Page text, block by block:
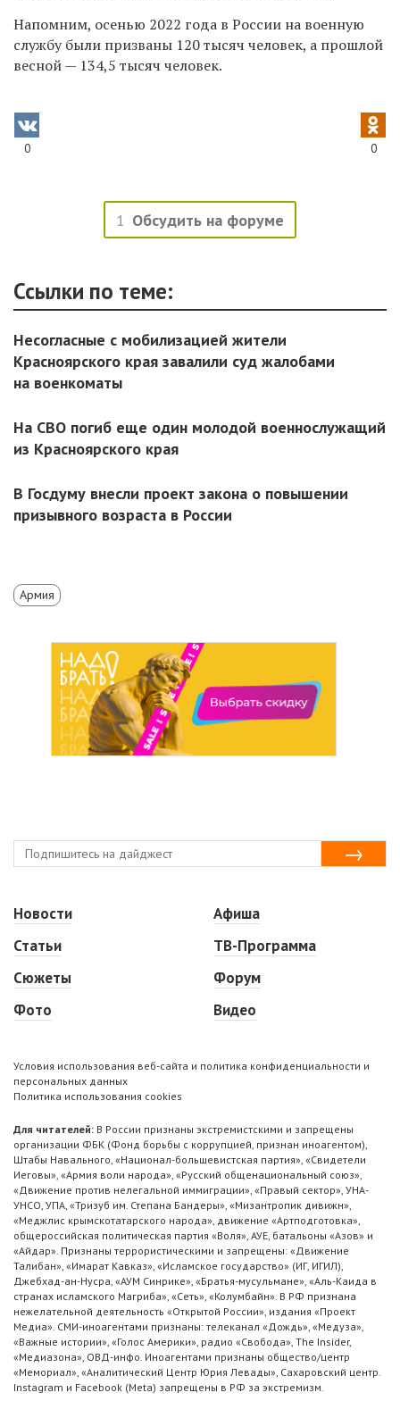
Напомним, осенью 2022 года в России на военную
службу были призваны 120 тысяч человек, а прошлой
весной — 134,5 тысяч человек.
0 0
1 Обсудить на форуме
Ссылки по теме:
Несогласные с мобилизацией жители
Красноярского края завалили суд жалобами
на военкоматы
На СВО погиб еще один молодой военнослужащий
из Красноярского края
В Госдуму внесли проект закона о повышении
призывного возраста в России
Армия
Новости
Статьи
Сюжеты
Фото
Афиша
ТВ-Программа
Форум
Видео
Условия использования веб-сайта и политика конфиденциальности и
персональных данных
Политика использования cookies
Для читателей: В России признаны экстремистскими и запрещены
организации ФБК (Фонд борьбы с коррупцией, признан иноагентом),
Штабы Навального, «Национал-большевистская партия», «Свидетели
Иеговы», «Армия воли народа», «Русский общенациональный союз»,
«Движение против нелегальной иммиграции», «Правый сектор», УНА-
УНСО, УПА, «Тризуб им. Степана Бандеры», «Мизантропик дивижн»,
«Меджлис крымскотатарского народа», движение «Артподготовка»,
общероссийская политическая партия «Воля», АУЕ, батальоны «Азов» и
«Айдар». Признаны террористическими и запрещены: «Движение
Талибан», «Имарат Кавказ», «Исламское государство» (ИГ, ИГИЛ),
Джебхад-ан-Нусра, «АУМ Синрике», «Братья-мусульмане», «Аль-Каида в
странах исламского Магриба», «Сеть», «Колумбайн». В РФ признана
нежелательной деятельность «Открытой России», издания «Проект
Медиа». СМИ-иноагентами признаны: телеканал «Дождь», «Медуза»,
«Важные истории», «Голос Америки», радио «Свобода», The Insider,
«Медиазона», ОВД-инфо. Иноагентами признаны общество/центр
«Мемориал», «Аналитический Центр Юрия Левады», Сахаровский центр.
Instagram и Facebook (Metа) запрещены в РФ за экстремизм.